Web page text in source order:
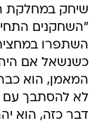
שיחק במחלקת
"השחקנים
השתפרו במחצית
כשנשאל אם
המאמן, הוא כבר
לא להסתבך עם
דבר כזה, הוא